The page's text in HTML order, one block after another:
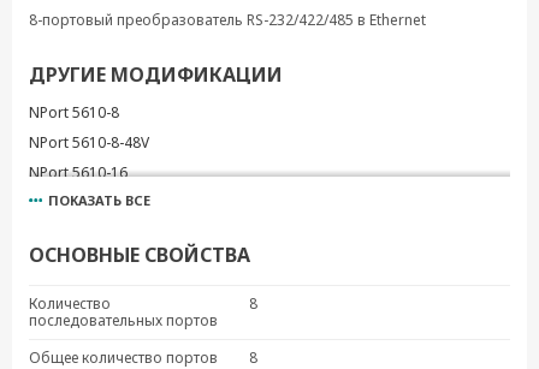
8-портовый преобразователь RS-232/422/485 в Ethernet
ДРУГИЕ МОДИФИКАЦИИ
NPort 5610-8
NPort 5610-8-48V
NPort 5610-16
NPort 5610-16-48V
NPort 5630-16
NPort 5650-16-T
NPort 5650-16-M-SC
ПОКАЗАТЬ ВСЕ
ОСНОВНЫЕ СВОЙСТВА
Количество
последовательных портов
8
Общее количество портов
8